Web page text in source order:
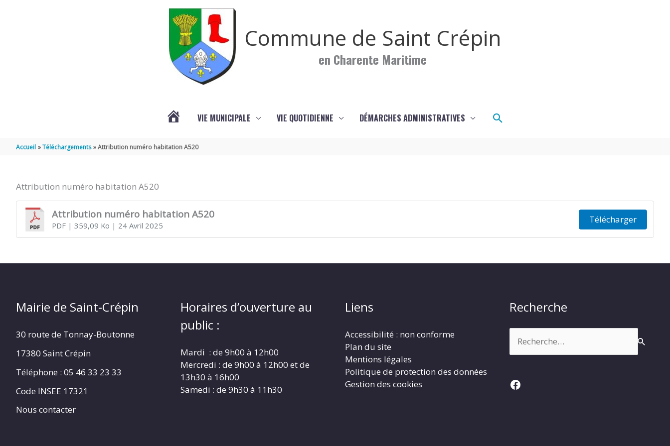
Commune de Saint Crépin
en Charente Maritime
VIE MUNICIPALE VIE QUOTIDIENNE DÉMARCHES ADMINISTRATIVES Rechercher
Accueil Téléchargements Attribution numéro habitation A520
Attribution numéro habitation A520
Attribution numéro habitation A520
PDF| 359,09 Ko | 24 Avril 2025
Télécharger
Mairie de Saint-Crépin
30 route de Tonnay-Boutonne
17380 Saint Crépin
Téléphone : 05 46 33 23 33
Code INSEE 17321
Nous contacter
Horaires d’ouverture au
public :
Mardi : de 9h00 à 12h00
Mercredi : de 9h00 à 12h00 et de
13h30 à 16h00
Samedi : de 9h30 à 11h30
Liens
Accessibilité : non conforme
Plan du site
Mentions légales
Politique de protection des données
Gestion des cookies
Recherche
Facebook